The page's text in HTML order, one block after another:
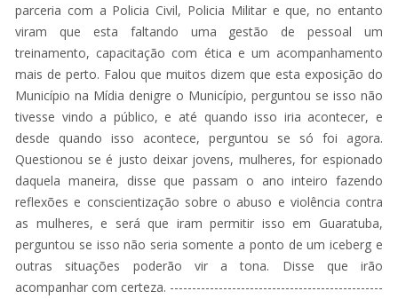
parceria com a Policia Civil, Policia Militar e que, no entanto
viram que esta faltando uma gestão de pessoal um
treinamento, capacitação com ética e um acompanhamento
mais de perto. Falou que muitos dizem que esta exposição do
Município na Mídia denigre o Município, perguntou se isso não
tivesse vindo a público, e até quando isso iria acontecer, e
desde quando isso acontece, perguntou se só foi agora.
Questionou se é justo deixar jovens, mulheres, for espionado
daquela maneira, disse que passam o ano inteiro fazendo
reflexões e conscientização sobre o abuso e violência contra
as mulheres, e será que iram permitir isso em Guaratuba,
perguntou se isso não seria somente a ponto de um iceberg e
outras situações poderão vir a tona. Disse que irão
acompanhar com certeza. ------------------------------------------------